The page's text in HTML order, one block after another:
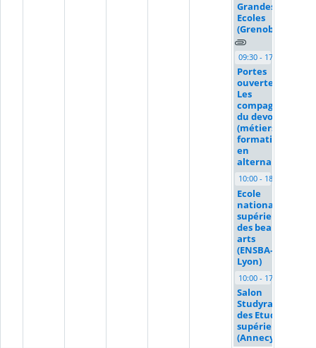
Grandes
Ecoles
(Grenoble)
09:30 - 17:30
Portes
ouvertes :
Les
compagnons
du devoir
(métiers et
formations
en
alternance)
10:00 - 18:00
Ecole
nationale
supérieure
des beaux-
arts
(ENSBA-
Lyon)
10:00 - 17:00
Salon
Studyrama
des Etudes
supérieures
(Annecy)